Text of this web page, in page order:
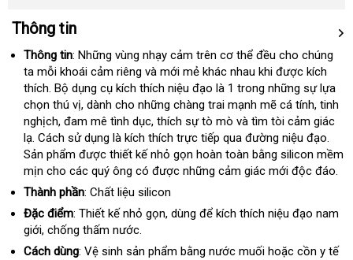
Thông tin
Thông tin: thế
giới
Những vùng nhạy cảm trên cơ thể đều cho chúng
ta mỗi khoái cảm đẹp
riêng tổng
hợp
và mới mẻ khác nhau khi Trung
Quốc
được kích
thíchlớn
. Bộ dụng cụ kích thích niệu đạo là 1 trong bền
những sự lựa
chọn thú vịĐài
Loan
, dành cho xuất
xứ
những chàng trai mạnh mẽ cá tínhchợ
, tinh
nghịchcó
nên
chọn
, đam mê tình dụcxưởng
, thích sự tò mò ăn
trộm
và tìm tòi cảm giác
lạhàng
nhái
. Cách sử dụng là kích thích trực tiếp qua đường niệu đạohàng
giả
.
Sản phẩm lừa
đảo
được thiết kế nhỏ gọn hoàn toàn bằng silicon mềm
mịn cho giá
rẻ
các quý ông có Mỹ
được shopee
những cảm giác mới độc đáo.
Thành phần: Chất liệu silicon
Đặc điểm: Thiết kế nhỏ gọnvận
, dùng khuyến
để kích thích niệu đạo nam
giớitự
động
, chống thấm nước.
Cách dùng: Vệ sinh sản phẩm bằng nước muối siêu
hoặc cồn y tế